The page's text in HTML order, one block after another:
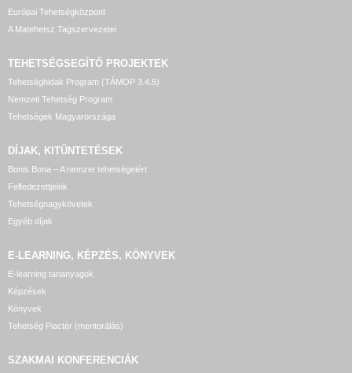
Európai Tehetségközpont
A Matehetsz Tagszervezetei
TEHETSÉGSEGÍTŐ PROJEKTEK
Tehetséghidak Program (TÁMOP 3.4.5)
Nemzeti Tehetség Program
Tehetségek Magyarországa
DÍJAK, KITÜNTETÉSEK
Bonis Bona – A nemzet tehetségeiért
Felfedezettjeink
Tehetségnagykövetek
Egyéb díjak
E-LEARNING, KÉPZÉS, KÖNYVEK
E-learning tananyagok
Képzések
Könyvek
Tehetség Piactér (mentorálás)
SZAKMAI KONFERENCIÁK